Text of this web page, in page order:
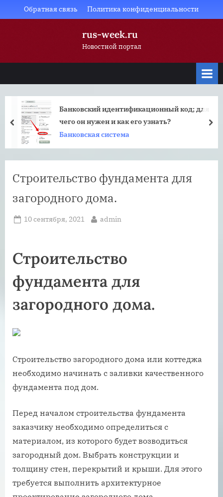
to
Обратная связь Политика конфиденциальности
rus-week.ru
Новостной портал
Банковский идентификационный код; для
чего он нужен и как его узнать?
Банковская система
prev
Строительство фундамента для
загородного дома.
Posted
10 сентября, 2021 By
admin
Строительство
фундамента для
загородного дома.
Строительство загородного дома или коттеджа
необходимо начинать с заливки качественного
фундамента под дом.
Перед началом строительства фундамента
заказчику необходимо определиться с
материалом, из которого будет возводиться
загородный дом. Выбрать конструкции и
толщину стен, перекрытий и крыши. Для этого
требуется выполнить архитектурное